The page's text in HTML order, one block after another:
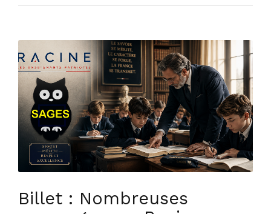
Billet : Nombreuses